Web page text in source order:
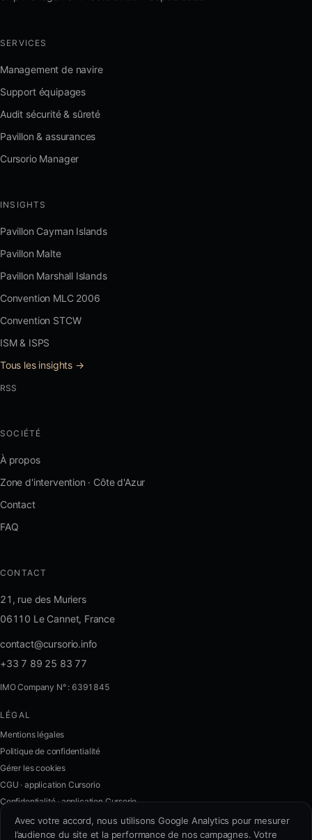
SERVICES
Management de navire
Support équipages
Audit sécurité & sûreté
Pavillon & assurances
Cursorio Manager
INSIGHTS
Pavillon Cayman Islands
Pavillon Malte
Pavillon Marshall Islands
Convention MLC 2006
Convention STCW
ISM & ISPS
Tous les insights →
RSS
SOCIÉTÉ
À propos
Zone d'intervention · Côte d'Azur
Contact
FAQ
CONTACT
21, rue des Muriers
06110 Le Cannet, France
contact@cursorio.info
+33 7 89 25 83 77
IMO Company N° : 6391845
LÉGAL
Mentions légales
Politique de confidentialité
Gérer les cookies
CGU · application Cursorio
Confidentialité · application Cursorio
Avec votre accord, nous utilisons Google Analytics pour mesurer
l’audience du site et la performance de nos campagnes. Votre